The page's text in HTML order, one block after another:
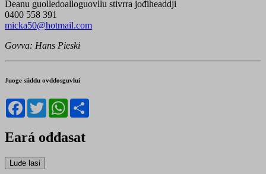
Deanu guolledoalloguovllu stivrra jođiheaddji
0400 558 391
micka50@hotmail.com
Govva: Hans Pieski
Juoge siiddu ovddosguvlui
Facebook
TwitterWhatsApp
Eará ođđasat